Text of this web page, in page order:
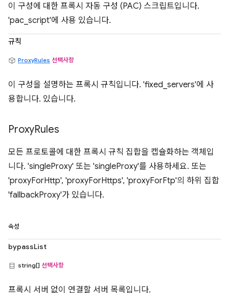
이 구성에 대한 프록시 자동 구성 (PAC) 스크립트입니다.
'pac_script'에 사용 있습니다.
규칙
ProxyRules 선택사항
이 구성을 설명하는 프록시 규칙입니다. 'fixed_servers'에 사
용합니다. 있습니다.
ProxyRules
모든 프로토콜에 대한 프록시 규칙 집합을 캡슐화하는 객체입
니다. 'singleProxy' 또는 'singleProxy'를 사용하세요. 또는
'proxyForHttp', 'proxyForHttps', 'proxyForFtp'의 하위 집합
'fallbackProxy'가 있습니다.
속성
bypassList
string[] 선택사항
프록시 서버 없이 연결할 서버 목록입니다.